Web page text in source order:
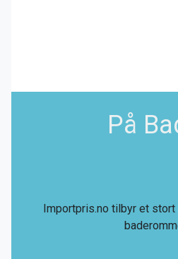
På
Importpris.no tilbyr et